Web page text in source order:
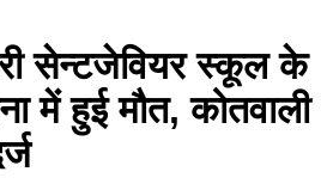
सेन्टजेवियर स्कूल के
में हुई मौत, कोतवाली